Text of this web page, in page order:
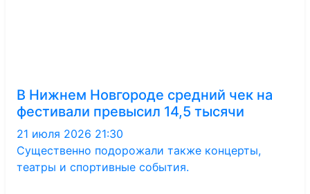
В Нижнем Новгороде средний чек на
фестивали превысил 14,5 тысячи
21 июля 2026 21:30
Существенно подорожали также концерты,
театры и спортивные события.